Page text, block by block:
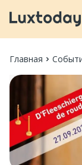
Главная